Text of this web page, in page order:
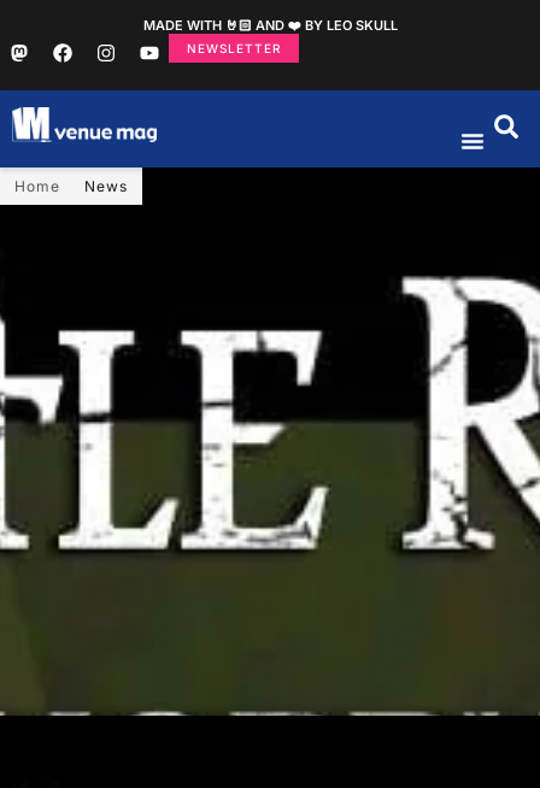
MADE WITH 🤘🏻 AND ❤️ BY LEO SKULL
NEWSLETTER
Home News